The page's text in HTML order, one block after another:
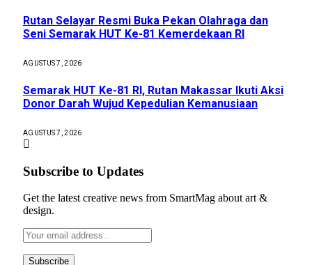
Rutan Selayar Resmi Buka Pekan Olahraga dan
Seni Semarak HUT Ke-81 Kemerdekaan RI
AGUSTUS 7, 2026
Semarak HUT Ke-81 RI, Rutan Makassar Ikuti Aksi
Donor Darah Wujud Kepedulian Kemanusiaan
AGUSTUS 7, 2026
Subscribe to Updates
Get the latest creative news from SmartMag about art &
design.